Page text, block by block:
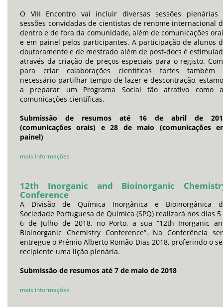
O VIII Encontro vai incluir diversas sessões plenárias
sessões convidadas de cientistas de renome internacional
dentro e de fora da comunidade, além de comunicações
e em painel pelos participantes. A participação de alunos
doutoramento e de mestrado além de post-docs é
através da criação de preços especiais para o registo.
para criar colaborações científicas fortes também
necessário partilhar tempo de lazer e descontração,
a preparar um Programa Social tão atrativo como
comunicações científicas.
Submissão de resumos até 16 de abril de
(comunicações orais) e 28 de maio (comunicações
painel)
mais informações
12th Inorganic and Bioinorganic
Conference
A Divisão de Química Inorgânica e Bioinorgânica
Sociedade Portuguesa de Química (SPQ) realizará nos dias 5
6 de Julho de 2018, no Porto, a sua “12th Inorganic
Bioinorganic Chemistry Conference”. Na Conferência
entregue o Prémio Alberto Romão Dias 2018, proferindo o
recipiente uma lição plenária.
Submissão de resumos até 7 de maio de 2018
mais informações